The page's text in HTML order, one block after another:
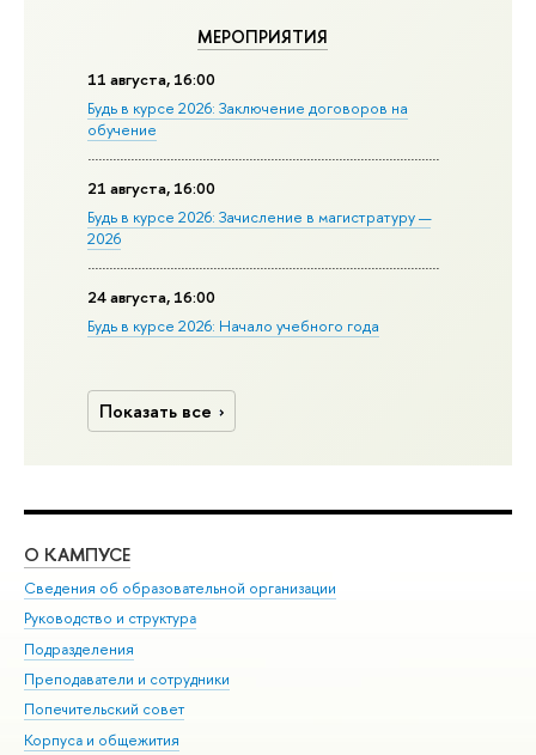
МЕРОПРИЯТИЯ
11 августа, 16:00
Будь в курсе 2026: Заключение договоров на
обучение
21 августа, 16:00
Будь в курсе 2026: Зачисление в магистратуру —
2026
24 августа, 16:00
Будь в курсе 2026: Начало учебного года
Показать все
О КАМПУСЕ
Сведения об образовательной организации
Руководство и структура
Подразделения
Преподаватели и сотрудники
Попечительский совет
Корпуса и общежития